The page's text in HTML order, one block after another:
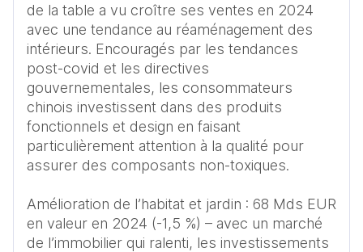
de la table a vu croître ses ventes en 2024
avec une tendance au réaménagement des
intérieurs. Encouragés par les tendances
post-covid et les directives
gouvernementales, les consommateurs
chinois investissent dans des produits
fonctionnels et design en faisant
particulièrement attention à la qualité pour
assurer des composants non-toxiques.
Amélioration de l’habitat et jardin : 68 Mds EUR
en valeur en 2024 (-1,5 %) – avec un marché
de l’immobilier qui ralenti, les investissements